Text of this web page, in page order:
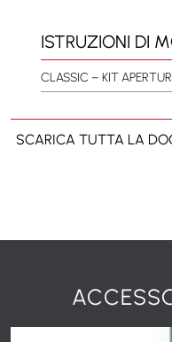
ISTRUZIONI DI
SCARICA TUTTA LA